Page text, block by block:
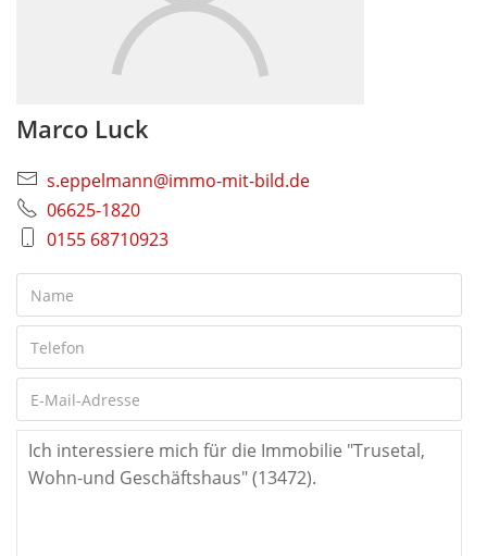
Marco Luck
s.eppelmann@immo-mit-bild.de
06625-1820
0155 68710923